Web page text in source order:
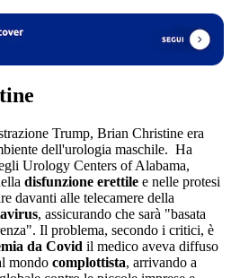
Trump, Brian Christine era
dell'urologia maschile. Ha
Urology Centers of Alabama,
disfunzione erettile e nelle protesi
davanti alle telecamere della
, assicurando che sarà "basata
Il problema, secondo i critici, è
da Covid il medico aveva diffuso
mondo complottista, arrivando a